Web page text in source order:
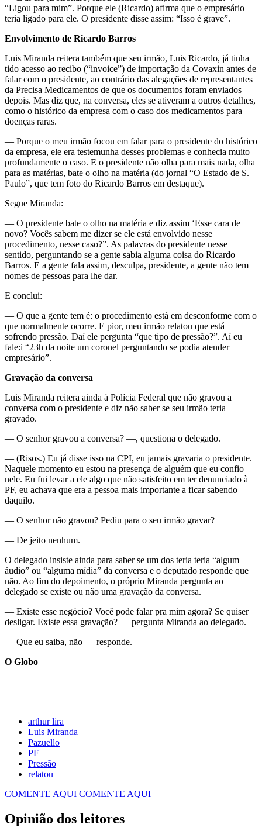
“Ligou para mim”. Porque ele (Ricardo) afirma que o empresário
teria ligado para ele. O presidente disse assim: “Isso é grave”.
Envolvimento de Ricardo Barros
Luis Miranda reitera também que seu irmão, Luis Ricardo, já tinha
tido acesso ao recibo (“invoice”) de importação da Covaxin antes de
falar com o presidente, ao contrário das alegações de representantes
da Precisa Medicamentos de que os documentos foram enviados
depois. Mas diz que, na conversa, eles se ativeram a outros detalhes,
como o histórico da empresa com o caso dos medicamentos para
doenças raras.
— Porque o meu irmão focou em falar para o presidente do histórico
da empresa, ele era testemunha desses problemas e conhecia muito
profundamente o caso. E o presidente não olha para mais nada, olha
para as matérias, bate o olho na matéria (do jornal “O Estado de S.
Paulo”, que tem foto do Ricardo Barros em destaque).
Segue Miranda:
— O presidente bate o olho na matéria e diz assim ‘Esse cara de
novo? Vocês sabem me dizer se ele está envolvido nesse
procedimento, nesse caso?”. As palavras do presidente nesse
sentido, perguntando se a gente sabia alguma coisa do Ricardo
Barros. E a gente fala assim, desculpa, presidente, a gente não tem
nomes de pessoas para lhe dar.
E conclui:
— O que a gente tem é: o procedimento está em desconforme com o
que normalmente ocorre. E pior, meu irmão relatou que está
sofrendo pressão. Daí ele pergunta “que tipo de pressão?”. Aí eu
fale:i “23h da noite um coronel perguntando se podia atender
empresário”.
Gravação da conversa
Luis Miranda reitera ainda à Polícia Federal que não gravou a
conversa com o presidente e diz não saber se seu irmão teria
gravado.
— O senhor gravou a conversa? —, questiona o delegado.
— (Risos.) Eu já disse isso na CPI, eu jamais gravaria o presidente.
Naquele momento eu estou na presença de alguém que eu confio
nele. Eu fui levar a ele algo que não satisfeito em ter denunciado à
PF, eu achava que era a pessoa mais importante a ficar sabendo
daquilo.
— O senhor não gravou? Pediu para o seu irmão gravar?
— De jeito nenhum.
O delegado insiste ainda para saber se um dos teria teria “algum
áudio” ou “alguma mídia” da conversa e o deputado responde que
não. Ao fim do depoimento, o próprio Miranda pergunta ao
delegado se existe ou não uma gravação da conversa.
— Existe esse negócio? Você pode falar pra mim agora? Se quiser
desligar. Existe essa gravação? — pergunta Miranda ao delegado.
— Que eu saiba, não — responde.
O Globo
arthur lira
Luis Miranda
Pazuello
PF
Pressão
relatou
COMENTE AQUI COMENTE AQUI
Opinião dos leitores